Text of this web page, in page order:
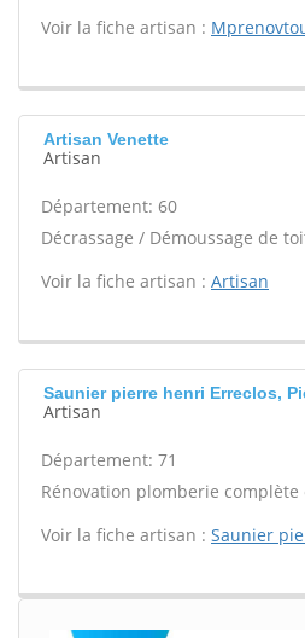
Voir la fiche artisan :
Artisan Venette
Artisan
Département: 60
Décrassage / Démoussage de
Voir la fiche artisan : Artisan
Saunier pierre henri Erreclos,
Artisan
Département: 71
Rénovation plomberie
Voir la fiche artisan : Saunier